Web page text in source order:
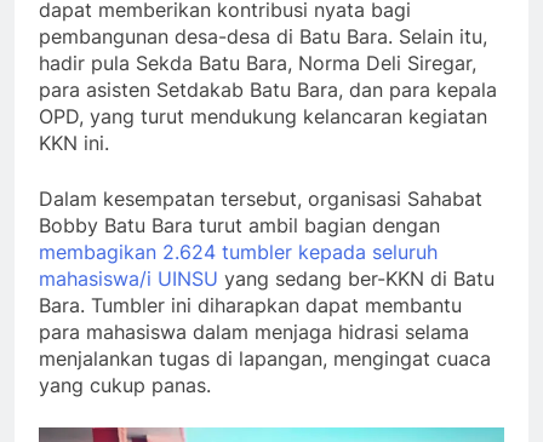
dapat memberikan kontribusi nyata bagi
pembangunan desa-desa di Batu Bara. Selain itu,
hadir pula Sekda Batu Bara, Norma Deli Siregar,
para asisten Setdakab Batu Bara, dan para kepala
OPD, yang turut mendukung kelancaran kegiatan
KKN ini.
Dalam kesempatan tersebut, organisasi Sahabat
Bobby Batu Bara turut ambil bagian dengan
membagikan 2.624 tumbler kepada seluruh
mahasiswa/i UINSU yang sedang ber-KKN di Batu
Bara. Tumbler ini diharapkan dapat membantu
para mahasiswa dalam menjaga hidrasi selama
menjalankan tugas di lapangan, mengingat cuaca
yang cukup panas.